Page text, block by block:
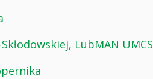
LubMAN UMCS